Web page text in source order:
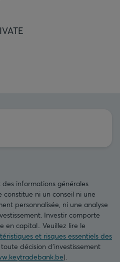
informations générales
ni un conseil ni une
personnalisée, ni une analyse
Investir comporte
en capital.. Veuillez lire le
et risques essentiels des
décision d’investissement
).